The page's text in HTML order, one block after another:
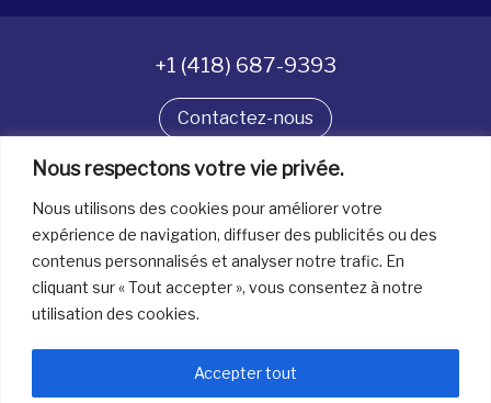
Nous respectons votre vie privée.
Nous utilisons des cookies pour améliorer votre
expérience de navigation, diffuser des publicités ou des
contenus personnalisés et analyser notre trafic. En
cliquant sur « Tout accepter », vous consentez à notre
utilisation des cookies.
Accepter tout
+1 (418) 687-9393
Contactez-nous
Suivez-nous
Tous droits réservés. © La boîte à bijoux 2026